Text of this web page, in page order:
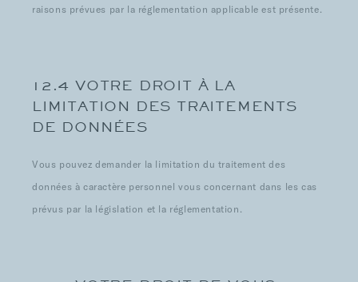
raisons prévues par la réglementation applicable est présente.
12.4 VOTRE DROIT À LA
LIMITATION DES TRAITEMENTS
DE DONNÉES
Vous pouvez demander la limitation du traitement des
données à caractère personnel vous concernant dans les cas
prévus par la législation et la réglementation.